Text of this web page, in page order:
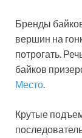
Бренды
вершин на
потрогать.
байков
Место.
Крутые